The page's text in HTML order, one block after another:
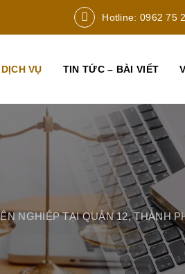
Hotline: 0962 75
DỊCH VỤ TIN TỨC – BÀI VIẾT
NGHIỆP TẠI QUẬN 12, THÀNH